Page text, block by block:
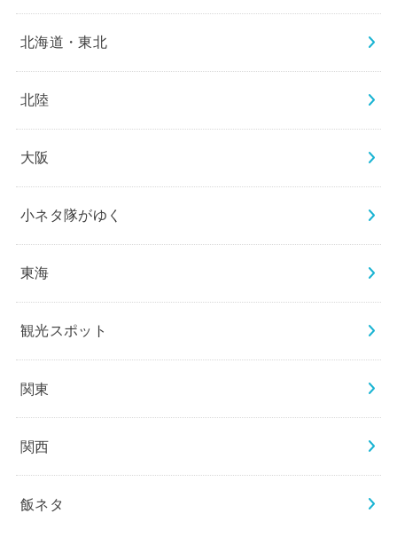
北海道・東北
北陸
大阪
小ネタ隊がゆく
東海
観光スポット
関東
関西
飯ネタ